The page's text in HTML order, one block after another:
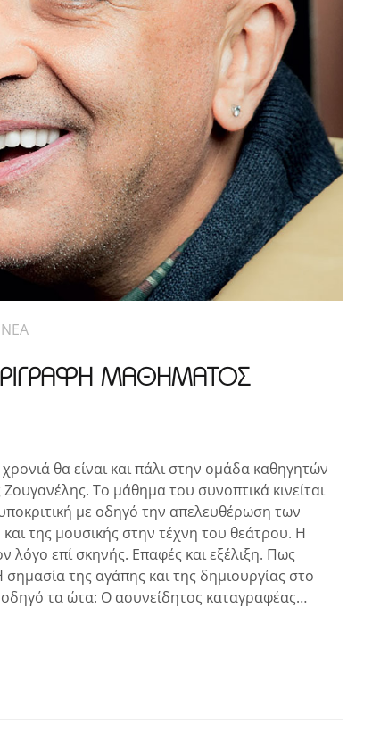
ΜΑΘΗΜΑΤΟΣ
θα είναι και πάλι στην ομάδα καθηγητών
Το μάθημα του συνοπτικά κινείται
με οδηγό την απελευθέρωση των
της μουσικής στην τέχνη του θεάτρου. Η
λόγο επί σκηνής. Επαφές και εξέλιξη. Πως
της αγάπης και της δημιουργίας στο
τα ώτα: O ασυνείδητος καταγραφέας…